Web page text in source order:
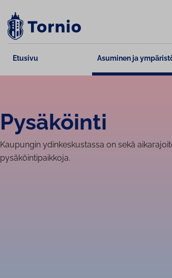
sisältöön
Etusivu Asuminen ja
Pysäköinti
Kaupungin ydinkeskustassa on sekä
pysäköintipaikkoja.